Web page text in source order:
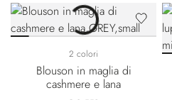
2 colori
Blouson in maglia di
cashmere e lana